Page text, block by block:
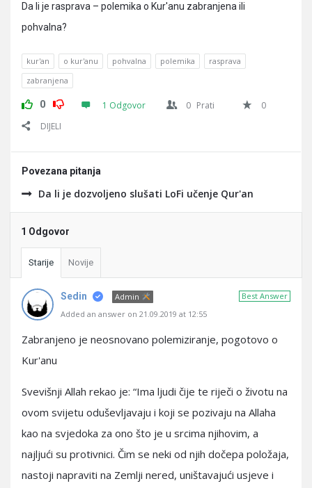
Da li je rasprava – polemika o Kur'anu zabranjena ili
pohvalna?
kur'an o kur'anu pohvalna polemika
rasprava
zabranjena
0 1 Odgovor 0 Prati
0
DIJELI
Povezana pitanja
Da li je dozvoljeno slušati LoFi učenje Qur'an
1 Odgovor
Starije Novije
Best Answer
Sedin
Admin
Added an answer on 21.09.2019 at 12:55
Zabranjeno je neosnovano polemiziranje, pogotovo o
Kur'anu
Svevišnji Allah rekao je: “Ima ljudi čije te riječi o životu na
ovom svijetu oduševljavaju i koji se pozivaju na Allaha
kao na svjedoka za ono što je u srcima njihovim, a
najljući su protivnici. Čim se neki od njih dočepa položaja,
nastoji napraviti na Zemlji nered, uništavajući usjeve i